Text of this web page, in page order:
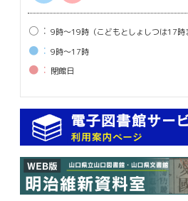
○： 9時〜19時（こどもとしょしつは17時
●： 9時〜17時
●： 閉館⽇